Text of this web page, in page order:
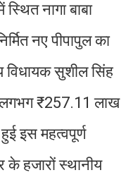
नागा बाबा
नए पीपापुल का
विधायक सुशील सिंह
लगभग ₹257.11 लाख
इस महत्वपूर्ण
के हजारों स्थानीय